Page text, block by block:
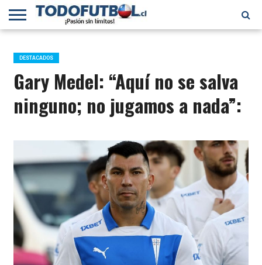
PRIMERA
B
SELECCIÓN
CHILENA
CHILENOS
EN EL
MUNDO
FÚTBOL
INTERNACIONAL
DESTACADOS
Gary Medel: “Aquí no se salva
ninguno; no jugamos a nada”: